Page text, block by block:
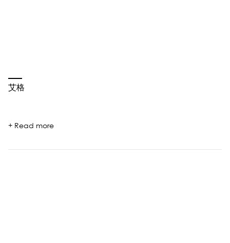
艾格
+ Read more